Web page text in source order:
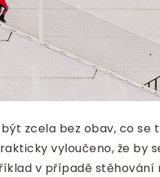
zcela bez obav, co se
vyloučeno, že by
v případě